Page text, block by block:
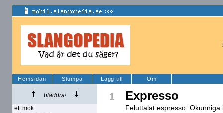
Hemsidan Slumpa Lägg till Om
bläddra!
ett mök
1 Expresso
Feluttalat espresso.